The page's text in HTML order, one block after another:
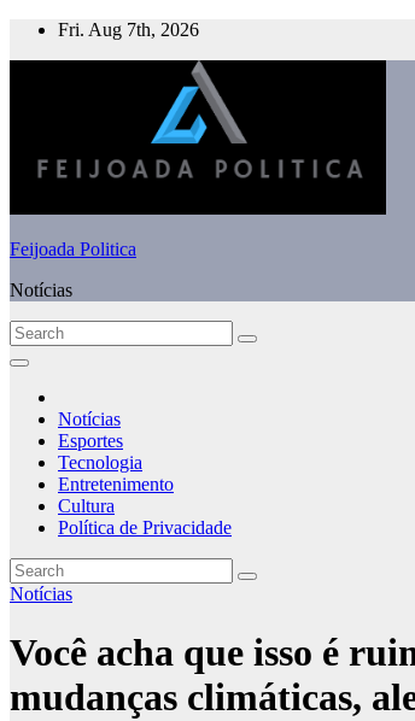
Skip
Fri. Aug 7th, 2026
Feijoada Politica
Notícias
Notícias
Esportes
Tecnologia
Entretenimento
Cultura
Política de Privacidade
Notícias
Você acha que isso é
mudanças climáticas,